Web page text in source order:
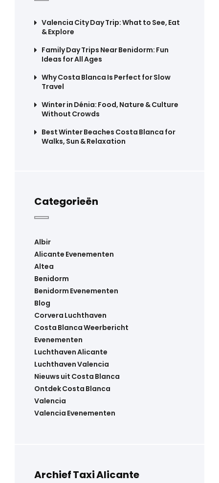
Valencia City Day Trip: What to See, Eat
& Explore
Family Day Trips Near Benidorm: Fun
Ideas for All Ages
Why Costa Blanca Is Perfect for Slow
Travel
Winter in Dénia: Food, Nature & Culture
Without Crowds
Best Winter Beaches Costa Blanca for
Walks, Sun & Relaxation
Categorieën
Albir
Alicante Evenementen
Altea
Benidorm
Benidorm Evenementen
Blog
Corvera Luchthaven
Costa Blanca Weerbericht
Evenementen
Luchthaven Alicante
Luchthaven Valencia
Nieuws uit Costa Blanca
Ontdek Costa Blanca
Valencia
Valencia Evenementen
Archief Taxi Alicante